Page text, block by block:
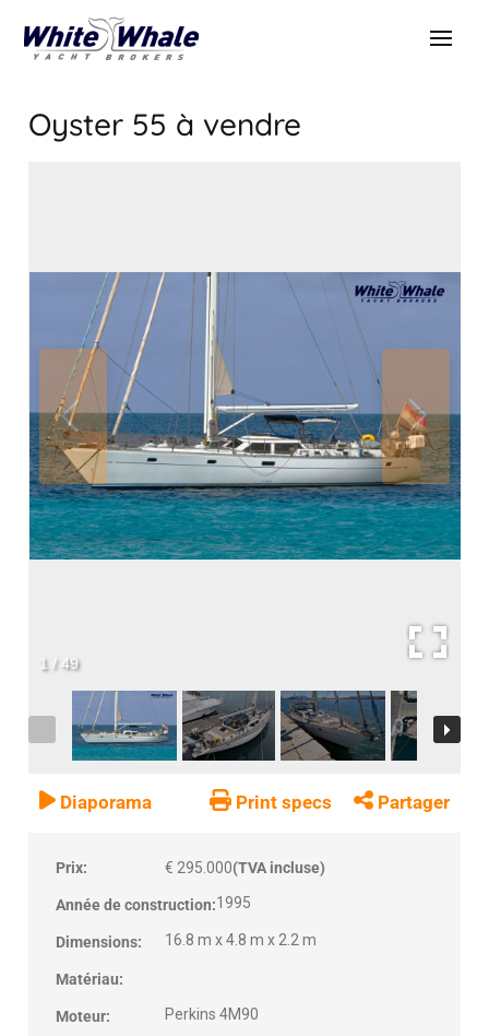
Oyster 55 à vendre
1 /49
Diaporama Print specs Partager
Prix: € 295.000(TVA incluse)
Année de construction:1995
Dimensions: 16.8 m x 4.8 m x 2.2 m
Matériau:
Moteur: Perkins 4M90